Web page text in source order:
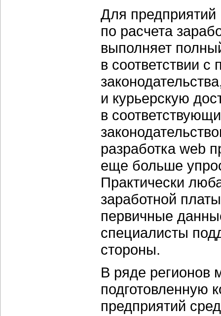
Для предприятий
по расчета
выполняет
в соответствии
и курьерскую
в
разработка web
еще больше
Практически
заработной
первичные
специалисты
стороны.
В ряде регионов
подготовленную
предприятий